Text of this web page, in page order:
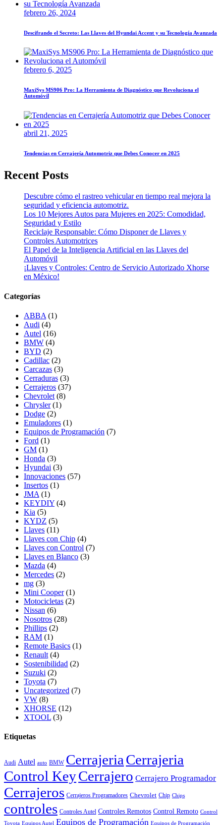
febrero 26, 2024
Descifrando el Secreto: Las Llaves del Hyundai Accent y su Tecnología Avanzada
febrero 6, 2025
MaxiSys MS906 Pro: La Herramienta de Diagnóstico que Revoluciona el
Automóvil
abril 21, 2025
Tendencias en Cerrajería Automotriz que Debes Conocer en 2025
Recent Posts
Descubre cómo el rastreo vehicular en tiempo real mejora la
seguridad y eficiencia automotriz.
Los 10 Mejores Autos para Mujeres en 2025: Comodidad,
Seguridad y Estilo
Reciclaje Responsable: Cómo Disponer de Llaves y
Controles Automotrices
El Papel de la Inteligencia Artificial en las Llaves del
Automóvil
¡Llaves y Controles: Centro de Servicio Autorizado Xhorse
en México!
Categorías
ABBA (1)
Audi (4)
Autel (16)
BMW (4)
BYD (2)
Cadillac (2)
Carcazas (3)
Cerraduras (3)
Cerrajeros (37)
Chevrolet (8)
Chrysler (1)
Dodge (2)
Emuladores (1)
Equipos de Programación (7)
Ford (1)
GM (1)
Honda (3)
Hyundai (3)
Innovaciones (57)
Insertos (1)
JMA (1)
KEYDIY (4)
Kia (5)
KYDZ (5)
Llaves (11)
Llaves con Chip (4)
Llaves con Control (7)
Llaves en Blanco (3)
Mazda (4)
Mercedes (2)
mg (3)
Mini Cooper (1)
Motocicletas (2)
Nissan (6)
Nosotros (28)
Phillips (2)
RAM (1)
Remote Basics (1)
Renault (4)
Sostenibilidad (2)
Suzuki (2)
Toyota (7)
Uncategorized (7)
VW (8)
XHORSE (12)
XTOOL (3)
Etiquetas
Audi Autel auto BMW Cerrajeria Cerrajeria
Control KeyCerrajero Cerrajero Programador
Cerrajeros Cerrajeros Programadores Chevrolet Chip Chips
controles Controles Autel Controles Remotos Control Remoto Control
Toyota Equipos Autel Equipos de Programación Equipos de Programación